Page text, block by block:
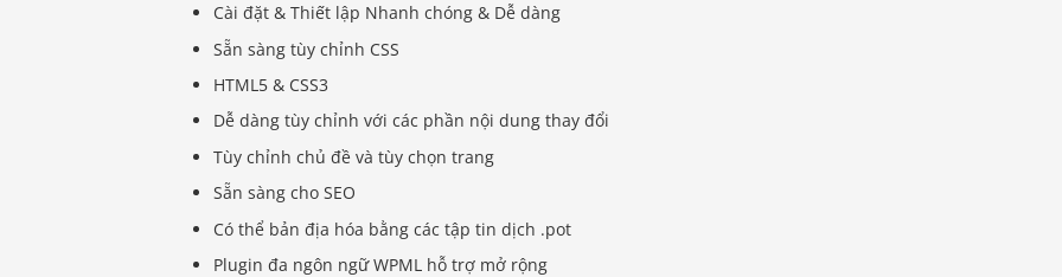
Cài đặt & Thiết lập Nhanh chóng & Dễ dàng
Sẵn sàng tùy chỉnh CSS
HTML5 & CSS3
Dễ dàng tùy chỉnh với các phần nội dung thay đổi
Tùy chỉnh chủ đề và tùy chọn trang
Sẵn sàng cho SEO
Có thể bản địa hóa bằng các tập tin dịch .pot
Plugin đa ngôn ngữ WPML hỗ trợ mở rộng